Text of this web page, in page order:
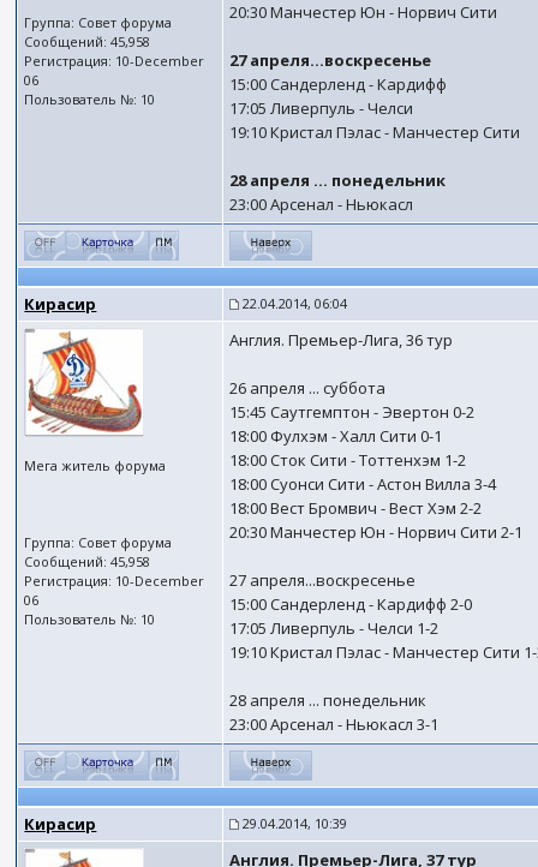
Группа: Совет форума
Сообщений: 45,958
Регистрация: 10-December
06
Пользователь №: 10
20:30 Манчестер Юн - Норвич Сити
27 апреля...воскресенье
15:00 Сандерленд - Кардифф
17:05 Ливерпуль - Челси
19:10 Кристал Пэлас - Манчестер Сити
28 апреля ... понедельник
23:00 Арсенал - Ньюкасл
Кирасир 22.04.2014, 06:04
Мега житель форума
Группа: Совет форума
Сообщений: 45,958
Регистрация: 10-December
06
Пользователь №: 10
Англия. Премьер-Лига, 36 тур
26 апреля ... суббота
15:45 Саутгемптон - Эвертон 0-2
18:00 Фулхэм - Халл Сити 0-1
18:00 Сток Сити - Тоттенхэм 1-2
18:00 Суонси Сити - Астон Вилла 3-4
18:00 Вест Бромвич - Вест Хэм 2-2
20:30 Манчестер Юн - Норвич Сити 2-1
27 апреля...воскресенье
15:00 Сандерленд - Кардифф 2-0
17:05 Ливерпуль - Челси 1-2
19:10 Кристал Пэлас - Манчестер Сити
28 апреля ... понедельник
23:00 Арсенал - Ньюкасл 3-1
Кирасир 29.04.2014, 10:39
Англия. Премьер-Лига, 37 тур